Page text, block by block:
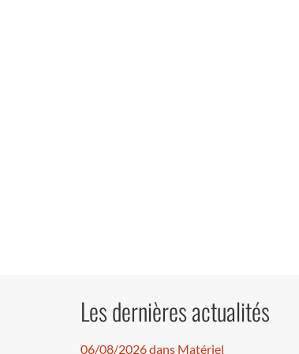
Les dernières actualités
06/08/2026 dans Matériel